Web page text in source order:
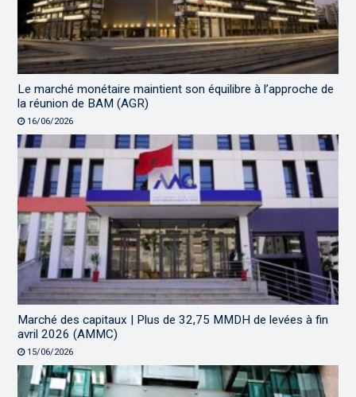
Le marché monétaire maintient son équilibre à l’approche de
la réunion de BAM (AGR)
16/06/2026
Marché des capitaux | Plus de 32,75 MMDH de levées à fin
avril 2026 (AMMC)
15/06/2026